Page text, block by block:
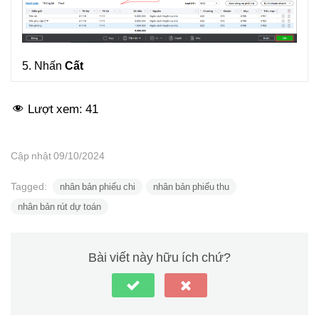
5. Nhấn Cất
Lượt xem: 41
Cập nhật 09/10/2024
Tagged: nhân bản phiếu chi
nhân bản phiếu thu
nhân bản rút dự toán
Bài viết này hữu ích chứ?